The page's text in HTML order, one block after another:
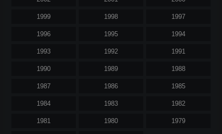
1999 1998 1997
1996 1995 1994
1993 1992 1991
1990 1989 1988
1987 1986 1985
1984 1983 1982
1981 1980 1979